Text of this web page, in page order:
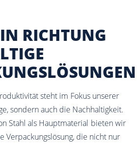
RICHTUNG
steht im Fokus unserer
sondern auch die Nachhaltigkeit.
Stahl als Hauptmaterial bieten wir
Verpackungslösung, die nicht nur